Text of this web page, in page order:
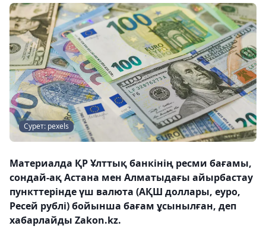
Сурет: pexels
Материалда ҚР Ұлттық банкінің ресми бағамы,
сондай-ақ Астана мен Алматыдағы айырбастау
пункттерінде үш валюта (АҚШ доллары, еуро,
Ресей рублі) бойынша бағам ұсынылған, деп
хабарлайды Zakon.kz.